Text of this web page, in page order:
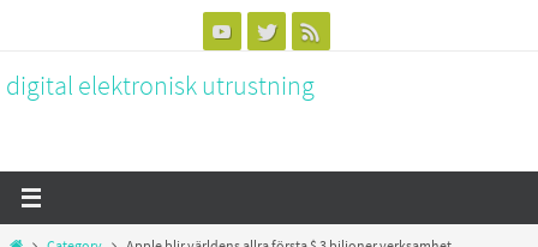
content
digital elektronisk utrustning